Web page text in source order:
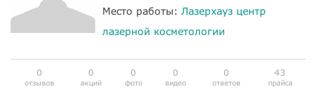
Место работы: Лазерхауз центр
лазерной косметологии
0
отзывов
0
акций
0
фото
0
видео
0
ответов
43
прайса